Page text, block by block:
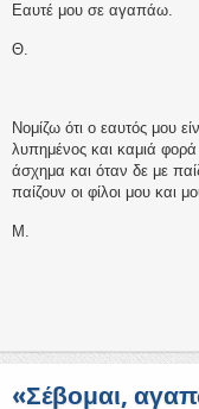
Εαυτέ μου σε αγαπάω.
Θ.
Νομίζω ότι ο εαυτός μου
λυπημένος και καμιά φορά
άσχημα και όταν δε με
παίζουν οι φίλοι μου και
Μ.
«Σέβομαι,